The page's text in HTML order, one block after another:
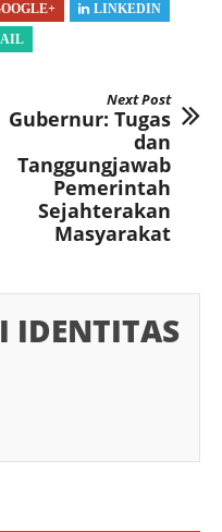
LINKEDIN
Next Post
Gubernur: Tugas
dan
Tanggungjawab
Pemerintah
Sejahterakan
Masyarakat
IDENTITAS